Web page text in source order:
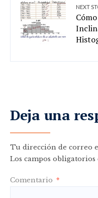
NEXT
Deja una
Tu dirección de correo
Los campos obligatorios
Comentario *